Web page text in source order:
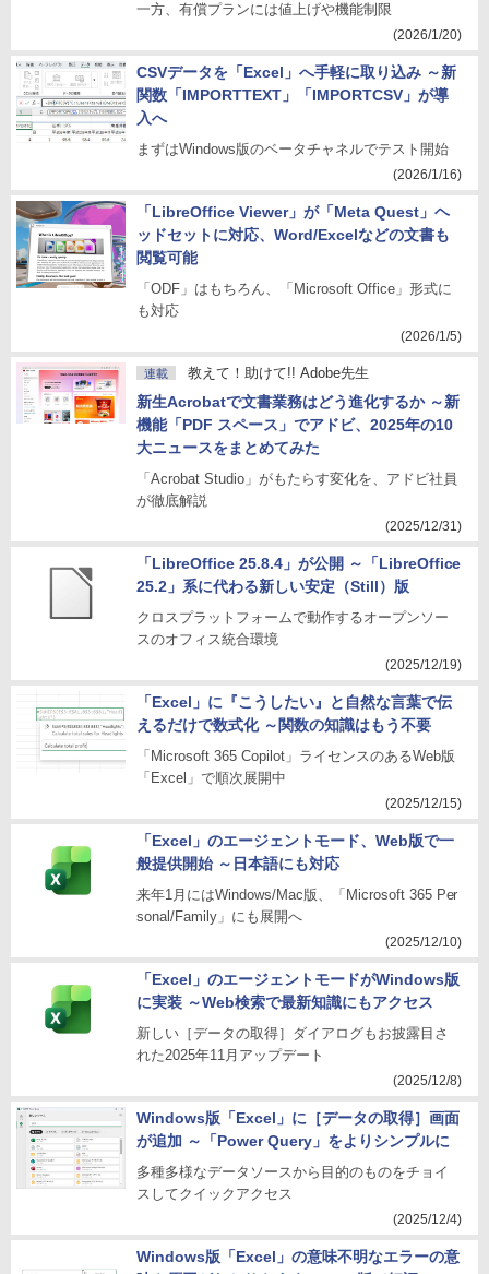
一方、有償プランには値上げや機能制限
(2026/1/20)
CSVデータを「Excel」へ手軽に取り込み ～新
関数「IMPORTTEXT」「IMPORTCSV」が導
入へ
まずはWindows版のベータチャネルでテスト開始
(2026/1/16)
「LibreOffice Viewer」が「Meta Quest」ヘ
ッドセットに対応、Word/Excelなどの文書も
閲覧可能
「ODF」はもちろん、「Microsoft Office」形式に
も対応
(2026/1/5)
連載 教えて！助けて!! Adobe先生
新生Acrobatで文書業務はどう進化するか ～新
機能「PDF スペース」でアドビ、2025年の10
大ニュースをまとめてみた
「Acrobat Studio」がもたらす変化を、アドビ社員
が徹底解説
(2025/12/31)
「LibreOffice 25.8.4」が公開 ～「LibreOffice
25.2」系に代わる新しい安定（Still）版
クロスプラットフォームで動作するオープンソー
スのオフィス統合環境
(2025/12/19)
「Excel」に『こうしたい』と自然な言葉で伝
えるだけで数式化 ～関数の知識はもう不要
「Microsoft 365 Copilot」ライセンスのあるWeb版
「Excel」で順次展開中
(2025/12/15)
「Excel」のエージェントモード、Web版で一
般提供開始 ～日本語にも対応
来年1月にはWindows/Mac版、「Microsoft 365 Per
sonal/Family」にも展開へ
(2025/12/10)
「Excel」のエージェントモードがWindows版
に実装 ～Web検索で最新知識にもアクセス
新しい［データの取得］ダイアログもお披露目さ
れた2025年11月アップデート
(2025/12/8)
Windows版「Excel」に［データの取得］画面
が追加 ～「Power Query」をよりシンプルに
多種多様なデータソースから目的のものをチョイ
スしてクイックアクセス
(2025/12/4)
Windows版「Excel」の意味不明なエラーの意